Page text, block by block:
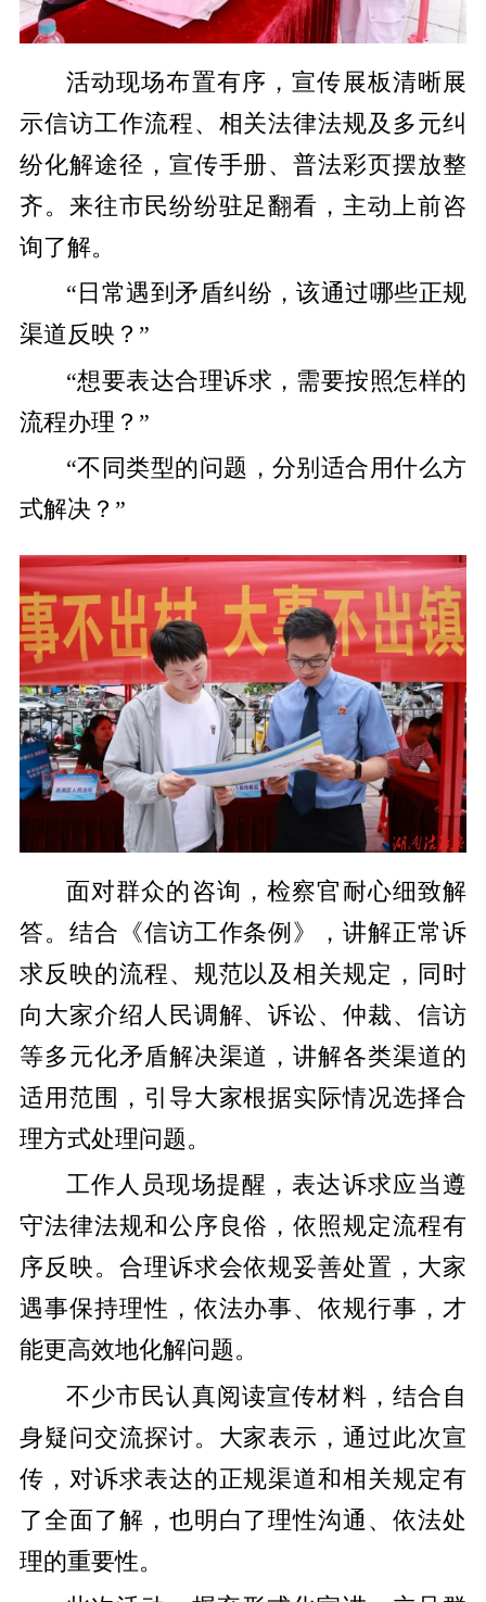
活动现场布置有序，宣传展板清晰展
示信访工作流程、相关法律法规及多元纠
纷化解途径，宣传手册、普法彩页摆放整
齐。来往市民纷纷驻足翻看，主动上前咨
询了解。
“日常遇到矛盾纠纷，该通过哪些正规
渠道反映？”
“想要表达合理诉求，需要按照怎样的
流程办理？”
“不同类型的问题，分别适合用什么方
式解决？”
面对群众的咨询，检察官耐心细致解
答。结合《信访工作条例》，讲解正常诉
求反映的流程、规范以及相关规定，同时
向大家介绍人民调解、诉讼、仲裁、信访
等多元化矛盾解决渠道，讲解各类渠道的
适用范围，引导大家根据实际情况选择合
理方式处理问题。
工作人员现场提醒，表达诉求应当遵
守法律法规和公序良俗，依照规定流程有
序反映。合理诉求会依规妥善处置，大家
遇事保持理性，依法办事、依规行事，才
能更高效地化解问题。
不少市民认真阅读宣传材料，结合自
身疑问交流探讨。大家表示，通过此次宣
传，对诉求表达的正规渠道和相关规定有
了全面了解，也明白了理性沟通、依法处
理的重要性。